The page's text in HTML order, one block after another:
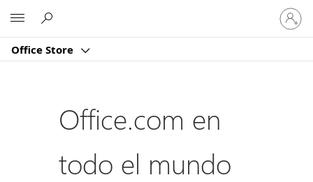
Office Store
Iniciar
sesión
en
cuenta
Office.com en
todo el mundo